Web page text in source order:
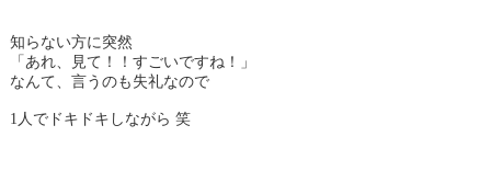
知らない方に突然
「あれ、見て！！すごいですね！」
なんて、言うのも失礼なので
1人でドキドキしながら 笑